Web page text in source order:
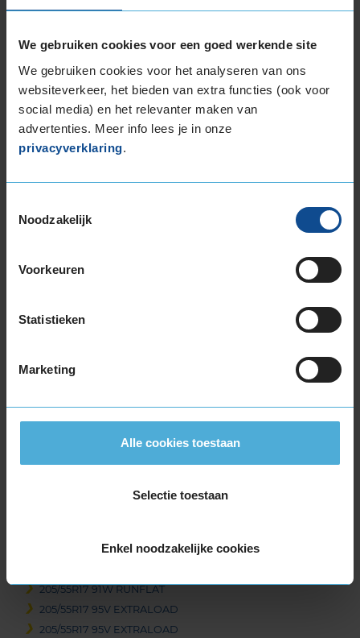
We gebruiken cookies voor een goed werkende site
We gebruiken cookies voor het analyseren van ons
websiteverkeer, het bieden van extra functies (ook voor
social media) en het relevanter maken van
advertenties. Meer info lees je in onze
privacyverklaring.
Noodzakelijk
Voorkeuren
Statistieken
Marketing
Alle cookies toestaan
Selectie toestaan
Enkel noodzakelijke cookies
205/55R16 91V
205/55R16 91W
205/55R16 91W RUNFLAT
205/55R16 94V EXTRALOAD
205/55R16 94V EXTRALOAD
205/60R16 92V
205/60R16 92W RUNFLAT
205/65R16 95V
225/55R16 95W RUNFLAT
205/45R17 88V EXTRALOAD
205/45R17 88W EXTRALOAD RUNFLAT
205/50R17 89W RUNFLAT
205/50R17 89Y RUNFLAT
205/50R17 93W EXTRALOAD
205/50R17 93W EXTRALOAD
205/55R17 91W
205/55R17 91W RUNFLAT
205/55R17 95V EXTRALOAD
205/55R17 95V EXTRALOAD